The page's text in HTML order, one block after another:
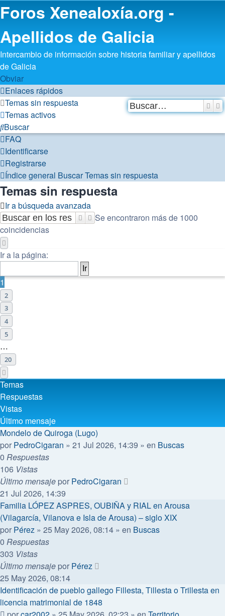
Foros Xenealoxía.org -
Apellidos de Galicia
Intercambio de información sobre historia familiar y apellidos
de Galicia
Obviar
Enlaces rápidos
Temas sin respuesta
Temas activos
Buscar
FAQ
Identificarse
Registrarse
Índice general BuscarTemas sin respuesta
Temas sin respuesta
Ir a búsqueda avanzada
BuscarBúsqueda avanzada
Se encontraron más de 1000
coincidencias
Ir a la página:
1
2
3
4
5
…
20
Temas
Respuestas
Vistas
Último mensaje
Mondelo de Quiroga (Lugo)
por PedroCigaran » 21 Jul 2026, 14:39 » en Buscas
0 Respuestas
106 Vistas
Último mensaje por PedroCigaran
21 Jul 2026, 14:39
Familia LÓPEZ ASPRES, OUBIÑA y RIAL en Arousa
(Vilagarcía, Vilanova e Isla de Arousa) – siglo XIX
por Pérez » 25 May 2026, 08:14 » en Buscas
0 Respuestas
303 Vistas
Último mensaje por Pérez
25 May 2026, 08:14
Identificación de pueblo gallego Fillesta, Tillesta o Trillesta en
licencia matrimonial de 1848